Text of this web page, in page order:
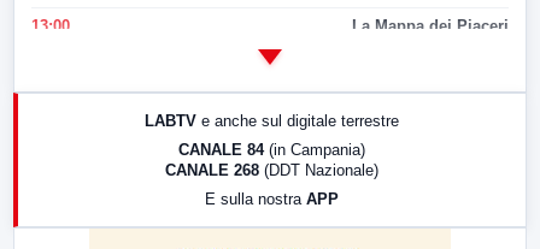
13:00 La Mappa dei Piaceri
LABTV e anche sul digitale terrestre
CANALE 84 (in Campania)
CANALE 268 (DDT Nazionale)
E sulla nostra APP